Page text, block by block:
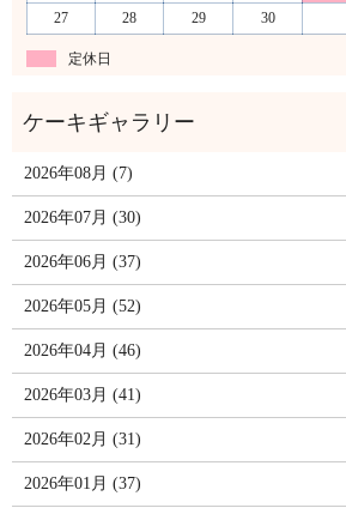
27
28 29 30
定休日
2026年08月 (7)
2026年07月 (30)
2026年06月 (37)
2026年05月 (52)
2026年04月 (46)
2026年03月 (41)
2026年02月 (31)
2026年01月 (37)